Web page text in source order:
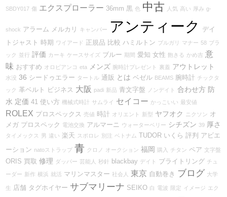
SBDY017 傷 エクスプローラー 36mm 黒 色 中古 人気 高い 厚み g-
shock アラーム メルカリ キャンパー アンティーク
デイ
トジャスト 時期 ワイアード 正規品 比較 ハミルトン ブルガリ マナー 58 ブラ
ック 並行 評価 カーキ ケースサイズ ブルー 期間 愛知 女性 飽きる かめ吉 意
味 おすすめ オロビアンコ eta メンズ 腕時計プレゼント 裏蓋 アウトレット
水没 36 シードゥエラー タートル 通販 とは ベゼル BEAMS 腕時計 チックタ
ック 革ベルト ビジネス 大阪 padi 新品 青文字盤 ノンデイト 合わせ方 防
水 定価 41 使い方 機械式時計 サムライ セイコー かっこいい 最安値
ROLEX プロスペックス 売値 時計 オリエント 新型 ヤフオク ニクソン オ
メガ プロスペック 電池交換 アルマーニ ウォーターベリー シチズン 39 厚さ
タイメックス 男 違い 楽天 スポロレ 別注 ベトナム TUDOR いくら 評判 アビエ
ーション natoストラップ 青 クロノ オークション 福岡 購入 チタン ペア 文字盤
ORIS 買取 修理 ダッパー 芸能人 秒針 blackbay デイト ブライトリング チュ
ーダー 新作 横浜 就活 マリンマスター 社会人 東京 自動巻き ブログ 大学
生 店舗 タグホイヤー サブマリーナ SEIKO 白 電波 限定 イメージ エク